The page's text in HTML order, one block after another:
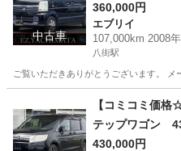
中古車
360,000円
エブリイ
107,000km 2008年
八街駅
ご覧いただきありがとうございます
エブリ
【コミコミ価
テップワゴン
430,000円